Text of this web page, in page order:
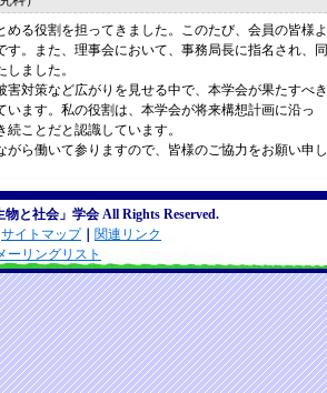
る役割を担ってきました。このたび、会員の皆様よ
。また、理事会において、事務局長に指名され、同
ました。
対策など広がりを見せる中で、本学会が果たすべき
ます。私の役割は、本学会が将来構想計画に沿っ
ことだと認識しています。
ら働いて参りますので、皆様のご協力をお願い申し
と社会」学会 All Rights Reserved.
サイトマップ｜ 関連リンク
ーリングリスト